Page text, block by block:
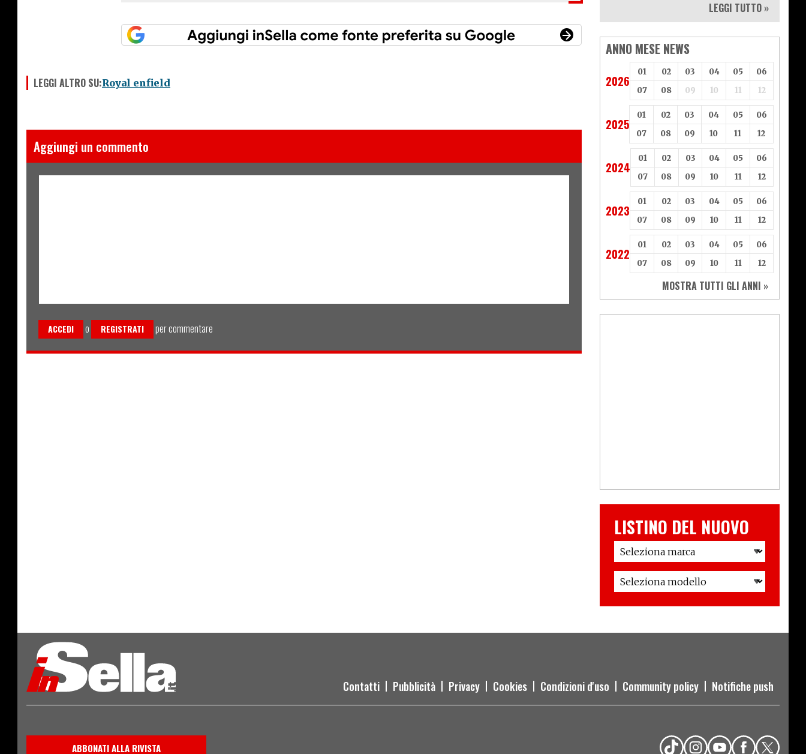
LEGGI ALTRO SU:Royal enfield
Aggiungi un commento
ACCEDI o REGISTRATI per commentare
LEGGI TUTTO »
ANNO MESE NEWS
2026
01 02 03 04 05
06
07
08 09 10 11 12
2025
01 02 03 04 05
06
07
08 09 10 11 12
2024
01 02 03 04 05
06
07
08 09 10 11 12
2023
01 02 03 04 05
06
07
08 09 10 11 12
2022
01 02 03 04 05
06
07
08 09 10 11 12
MOSTRA TUTTI GLI ANNI »
LISTINO DEL NUOVO
Contatti Pubblicità Privacy Cookies Condizioni d'uso Community policy Notifiche push
ABBONATI ALLA RIVISTA